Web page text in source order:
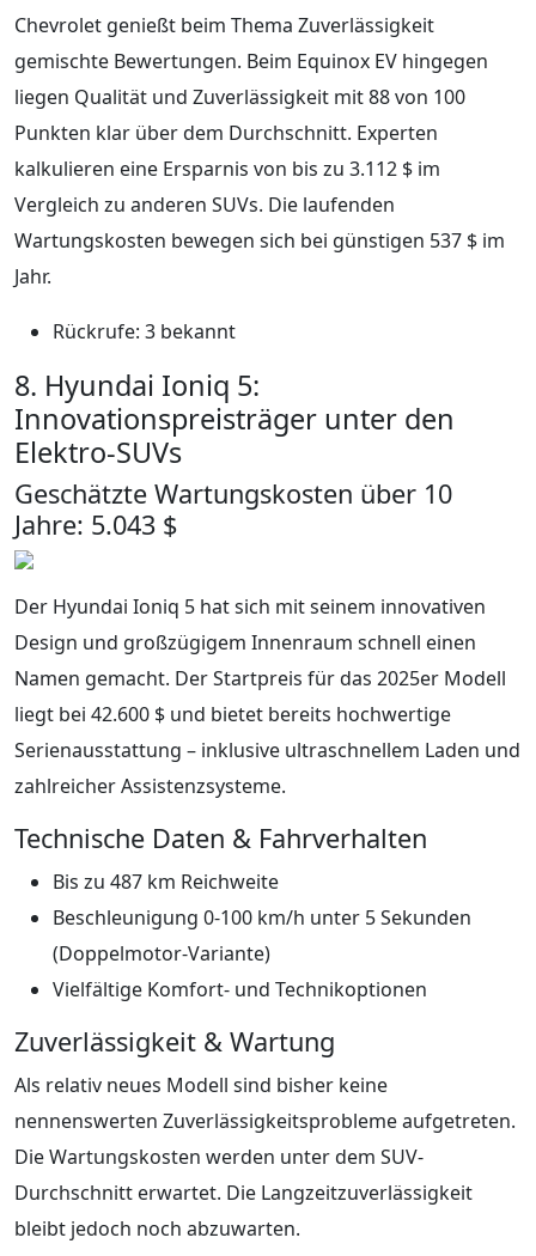
Chevrolet genießt beim Thema Zuverlässigkeit
gemischte Bewertungen. Beim Equinox EV hingegen
liegen Qualität und Zuverlässigkeit mit 88 von 100
Punkten klar über dem Durchschnitt. Experten
kalkulieren eine Ersparnis von bis zu 3.112 $ im
Vergleich zu anderen SUVs. Die laufenden
Wartungskosten bewegen sich bei günstigen 537 $ im
Jahr.
Rückrufe: 3 bekannt
8. Hyundai Ioniq 5:
Innovationspreisträger unter den
Elektro-SUVs
Geschätzte Wartungskosten über 10
Jahre: 5.043 $
Der Hyundai Ioniq 5 hat sich mit seinem innovativen
Design und großzügigem Innenraum schnell einen
Namen gemacht. Der Startpreis für das 2025er Modell
liegt bei 42.600 $ und bietet bereits hochwertige
Serienausstattung – inklusive ultraschnellem Laden und
zahlreicher Assistenzsysteme.
Technische Daten & Fahrverhalten
Bis zu 487 km Reichweite
Beschleunigung 0-100 km/h unter 5 Sekunden
(Doppelmotor-Variante)
Vielfältige Komfort- und Technikoptionen
Zuverlässigkeit & Wartung
Als relativ neues Modell sind bisher keine
nennenswerten Zuverlässigkeitsprobleme aufgetreten.
Die Wartungskosten werden unter dem SUV-
Durchschnitt erwartet. Die Langzeitzuverlässigkeit
bleibt jedoch noch abzuwarten.